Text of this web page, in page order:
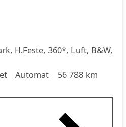
H.Feste, 360*, Luft, B&W,
Automat 56 788 km